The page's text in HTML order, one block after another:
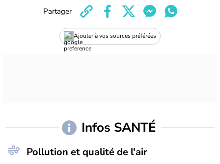
Ajouter à vos sources préférées
Partager
Infos SANTÉ
Pollution et qualité de l'air